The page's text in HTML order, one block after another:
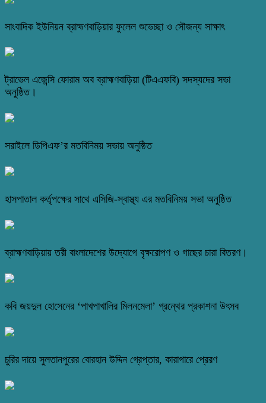
সাংবাদিক ইউনিয়ন ব্রাহ্মণবাড়িয়ার ফুলেল শুভেচ্ছা ও সৌজন্য সাক্ষাৎ
ট্রাভেল এজেন্সি ফোরাম অব ব্রাহ্মণবাড়িয়া (টিএএফবি) সদস্যদের সভা
অনুষ্ঠিত।
সরাইলে ডিপিএফ’র মতবিনিময় সভায় অনুষ্ঠিত
হাসপাতাল কর্তৃপক্ষের সাথে এসিজি-স্বাস্থ্য এর মতবিনিময় সভা অনুষ্ঠিত
ব্রাহ্মণবাড়িয়ায় তরী বাংলাদেশের উদ্যোগে বৃক্ষরোপণ ও গাছের চারা বিতরণ।
কবি জয়দুল হোসেনের ‘পাখপাখালির মিলনমেলা’ গ্রন্থের প্রকাশনা উৎসব
চুরির দায়ে সুলতানপুরের বোরহান উদ্দিন গ্রেপ্তার, কারাগারে প্রেরণ